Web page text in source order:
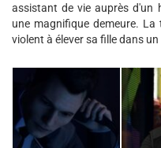
assistant de vie auprès d'un
une magnifique demeure. La
violent à élever sa fille dans